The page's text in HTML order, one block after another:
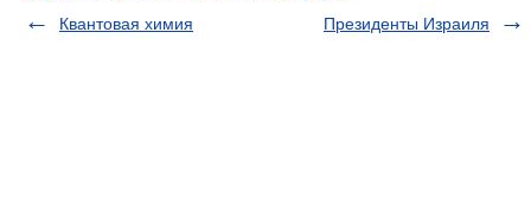
Квантовая химия
Президенты Израиля